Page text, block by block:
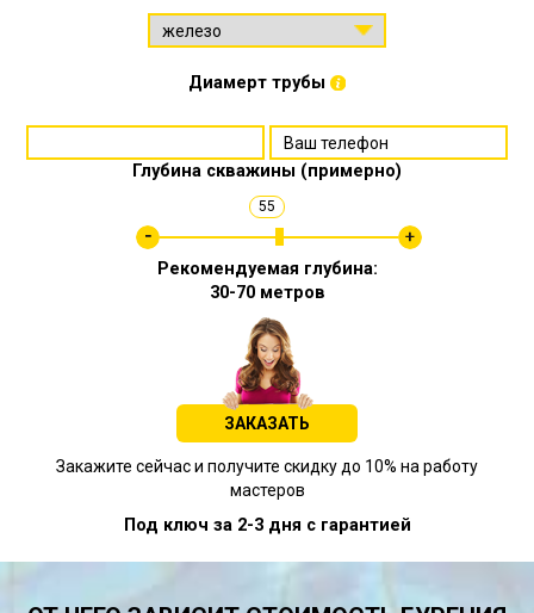
Диамерт трубы
Глубина скважины (примерно)
55
Рекомендуемая глубина:
30-70 метров
ЗАКАЗАТЬ
Закажите сейчас и получите скидку до 10% на работу
мастеров
Под ключ за 2-3 дня с гарантией